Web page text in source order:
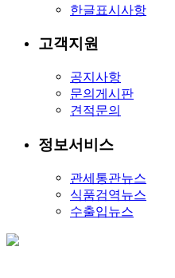
한글표시사항
고객지원
공지사항
문의게시판
견적문의
정보서비스
관세통관뉴스
식품검역뉴스
수출입뉴스